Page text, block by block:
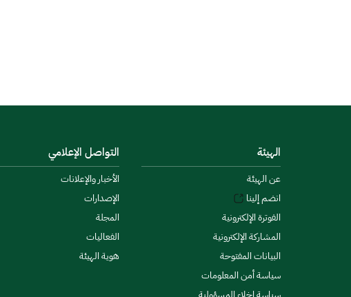
الهيئة
عن الهيئة
انضم إلينا
الفوترة الإلكترونية
المشاركة الإلكترونية
البيانات المفتوحة
سياسة أمن المعلومات
التواصل الإعلامي
الأخبار والإعلانات
الإصدارات
المجلة
الفعاليات
هوية الهيئة